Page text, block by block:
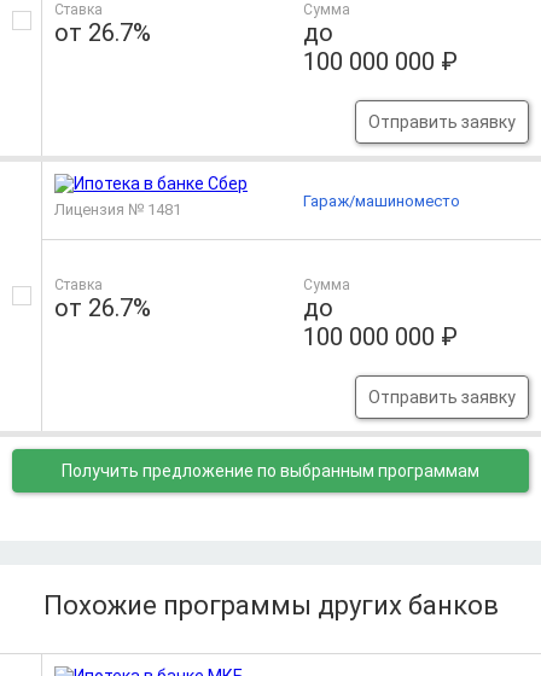
Ставка
от 26.7%
Сумма
до
100 000 000 ₽
Отправить заявку
Лицензия № 1481
Ставка
от 26.7%
Сумма
до
100 000 000 ₽
Отправить заявку
Гараж/машиноместо
Получить предложение по выбранным программам
Похожие программы других банков